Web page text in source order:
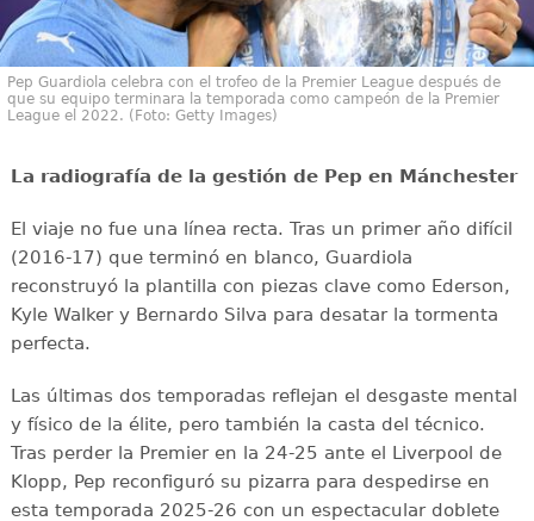
Pep Guardiola celebra con el trofeo de la Premier League después de
que su equipo terminara la temporada como campeón de la Premier
League el 2022. (Foto: Getty Images)
La radiografía de la gestión de Pep en Mánchester
El viaje no fue una línea recta. Tras un primer año difícil
(2016-17) que terminó en blanco, Guardiola
reconstruyó la plantilla con piezas clave como Ederson,
Kyle Walker y Bernardo Silva para desatar la tormenta
perfecta.
Las últimas dos temporadas reflejan el desgaste mental
y físico de la élite, pero también la casta del técnico.
Tras perder la Premier en la 24-25 ante el Liverpool de
Klopp, Pep reconfiguró su pizarra para despedirse en
esta temporada 2025-26 con un espectacular doblete